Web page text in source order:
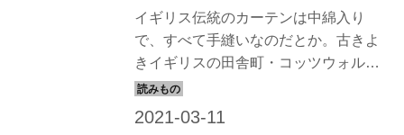
イギリス伝統のカーテンは中綿入り
で、すべて手縫いなのだとか。古きよ
きイギリスの田舎町・コッツウォルズ
の古民家に暮らす日本人女性、コヅ
エ・ガーナーさんは、そんなカーテン